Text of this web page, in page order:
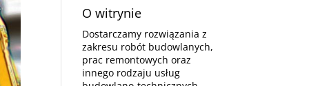
O witrynie
Dostarczamy rozwiązania z
zakresu robót budowlanych,
prac remontowych oraz
innego rodzaju usług